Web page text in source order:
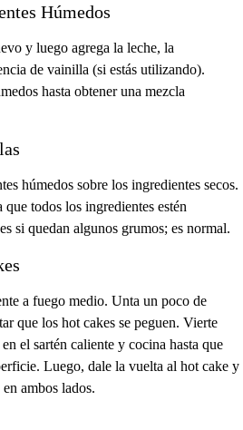
Húmedos
y luego agrega la leche, la
de vainilla (si estás utilizando).
hasta obtener una mezcla
húmedos sobre los ingredientes secos.
todos los ingredientes estén
si quedan algunos grumos; es normal.
a fuego medio. Unta un poco de
que los hot cakes se peguen. Vierte
el sartén caliente y cocina hasta que
Luego, dale la vuelta al hot cake y
ambos lados.